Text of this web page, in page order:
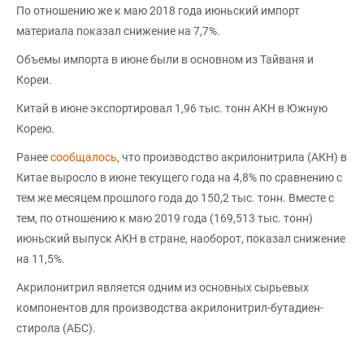
По отношению же к маю 2018 года июньский импорт
материала показал снижение на 7,7%.
Объемы импорта в июне были в основном из Тайваня и
Кореи.
Китай в июне экспортировал 1,96 тыс. тонн АКН в Южную
Корею.
Ранеесообщалось, что производство акрилонитрила (АКН) в
Китае выросло в июне текущего года на 4,8% по сравнению с
тем же месяцем прошлого года до 150,2 тыс. тонн. Вместе с
тем, по отношению к маю 2019 года (169,513 тыс. тонн)
июньский выпуск АКН в стране, наоборот, показал снижение
на 11,5%.
Акрилонитрил является одним из основных сырьевых
компонентов для производства акрилонитрил-бутадиен-
стирола (АБС).